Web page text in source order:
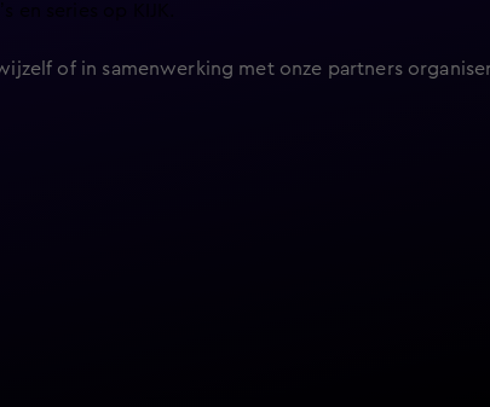
series op KIJK.
of in samenwerking met onze partners